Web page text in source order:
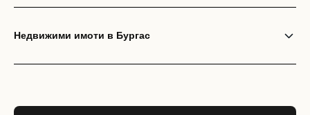
Недвижими имоти в Бургас